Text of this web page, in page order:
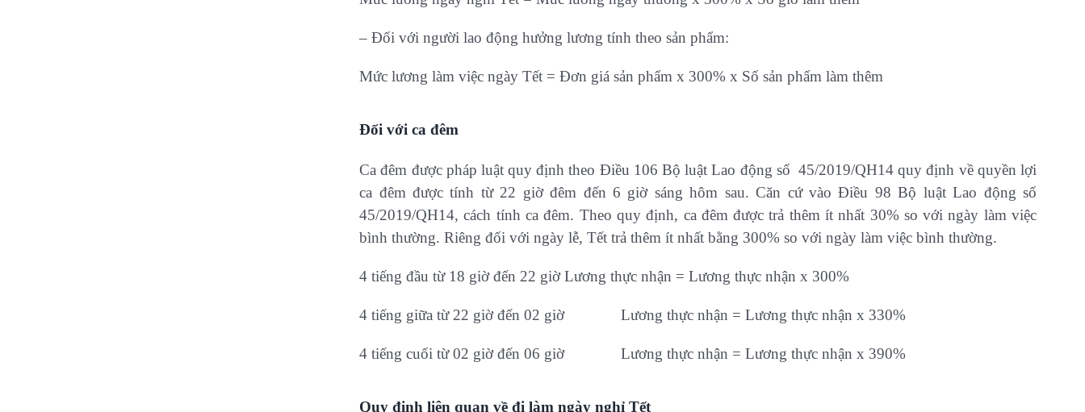
– Đối với người lao động hưởng lương tính theo sản phẩm:
Mức lương làm việc ngày Tết = Đơn giá sản phẩm x 300% x Số sản phẩm làm thêm
Đối với ca đêm
Ca đêm được pháp luật quy định theo Điều 106 Bộ luật Lao động số 45/2019/QH14 quy định về quyền lợi
ca đêm được tính từ 22 giờ đêm đến 6 giờ sáng hôm sau. Căn cứ vào Điều 98 Bộ luật Lao động số
45/2019/QH14, cách tính ca đêm. Theo quy định, ca đêm được trả thêm ít nhất 30% so với ngày làm việc
bình thường. Riêng đối với ngày lễ, Tết trả thêm ít nhất bằng 300% so với ngày làm việc bình thường.
4 tiếng đầu từ 18 giờ đến 22 giờ Lương thực nhận = Lương thực nhận x 300%
4 tiếng giữa từ 22 giờ đến 02 giờ Lương thực nhận = Lương thực nhận x 330%
4 tiếng cuối từ 02 giờ đến 06 giờ Lương thực nhận = Lương thực nhận x 390%
Quy định liên quan về đi làm ngày nghỉ Tết